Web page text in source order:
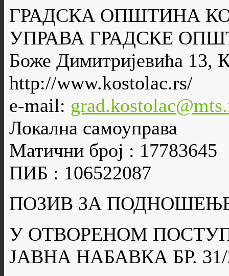
ГРАДСКА ОПШТИНА
УПРАВА ГРАДСКЕ
Боже Димитријевића 13,
http://www.kostolac.rs/
e-mail:
Локална самоуправа
Матични број : 17783645
ПИБ : 106522087
ПОЗИВ ЗА
У ОТВОРЕНОМ
ЈАВНА НАБАВКА БР. 31/